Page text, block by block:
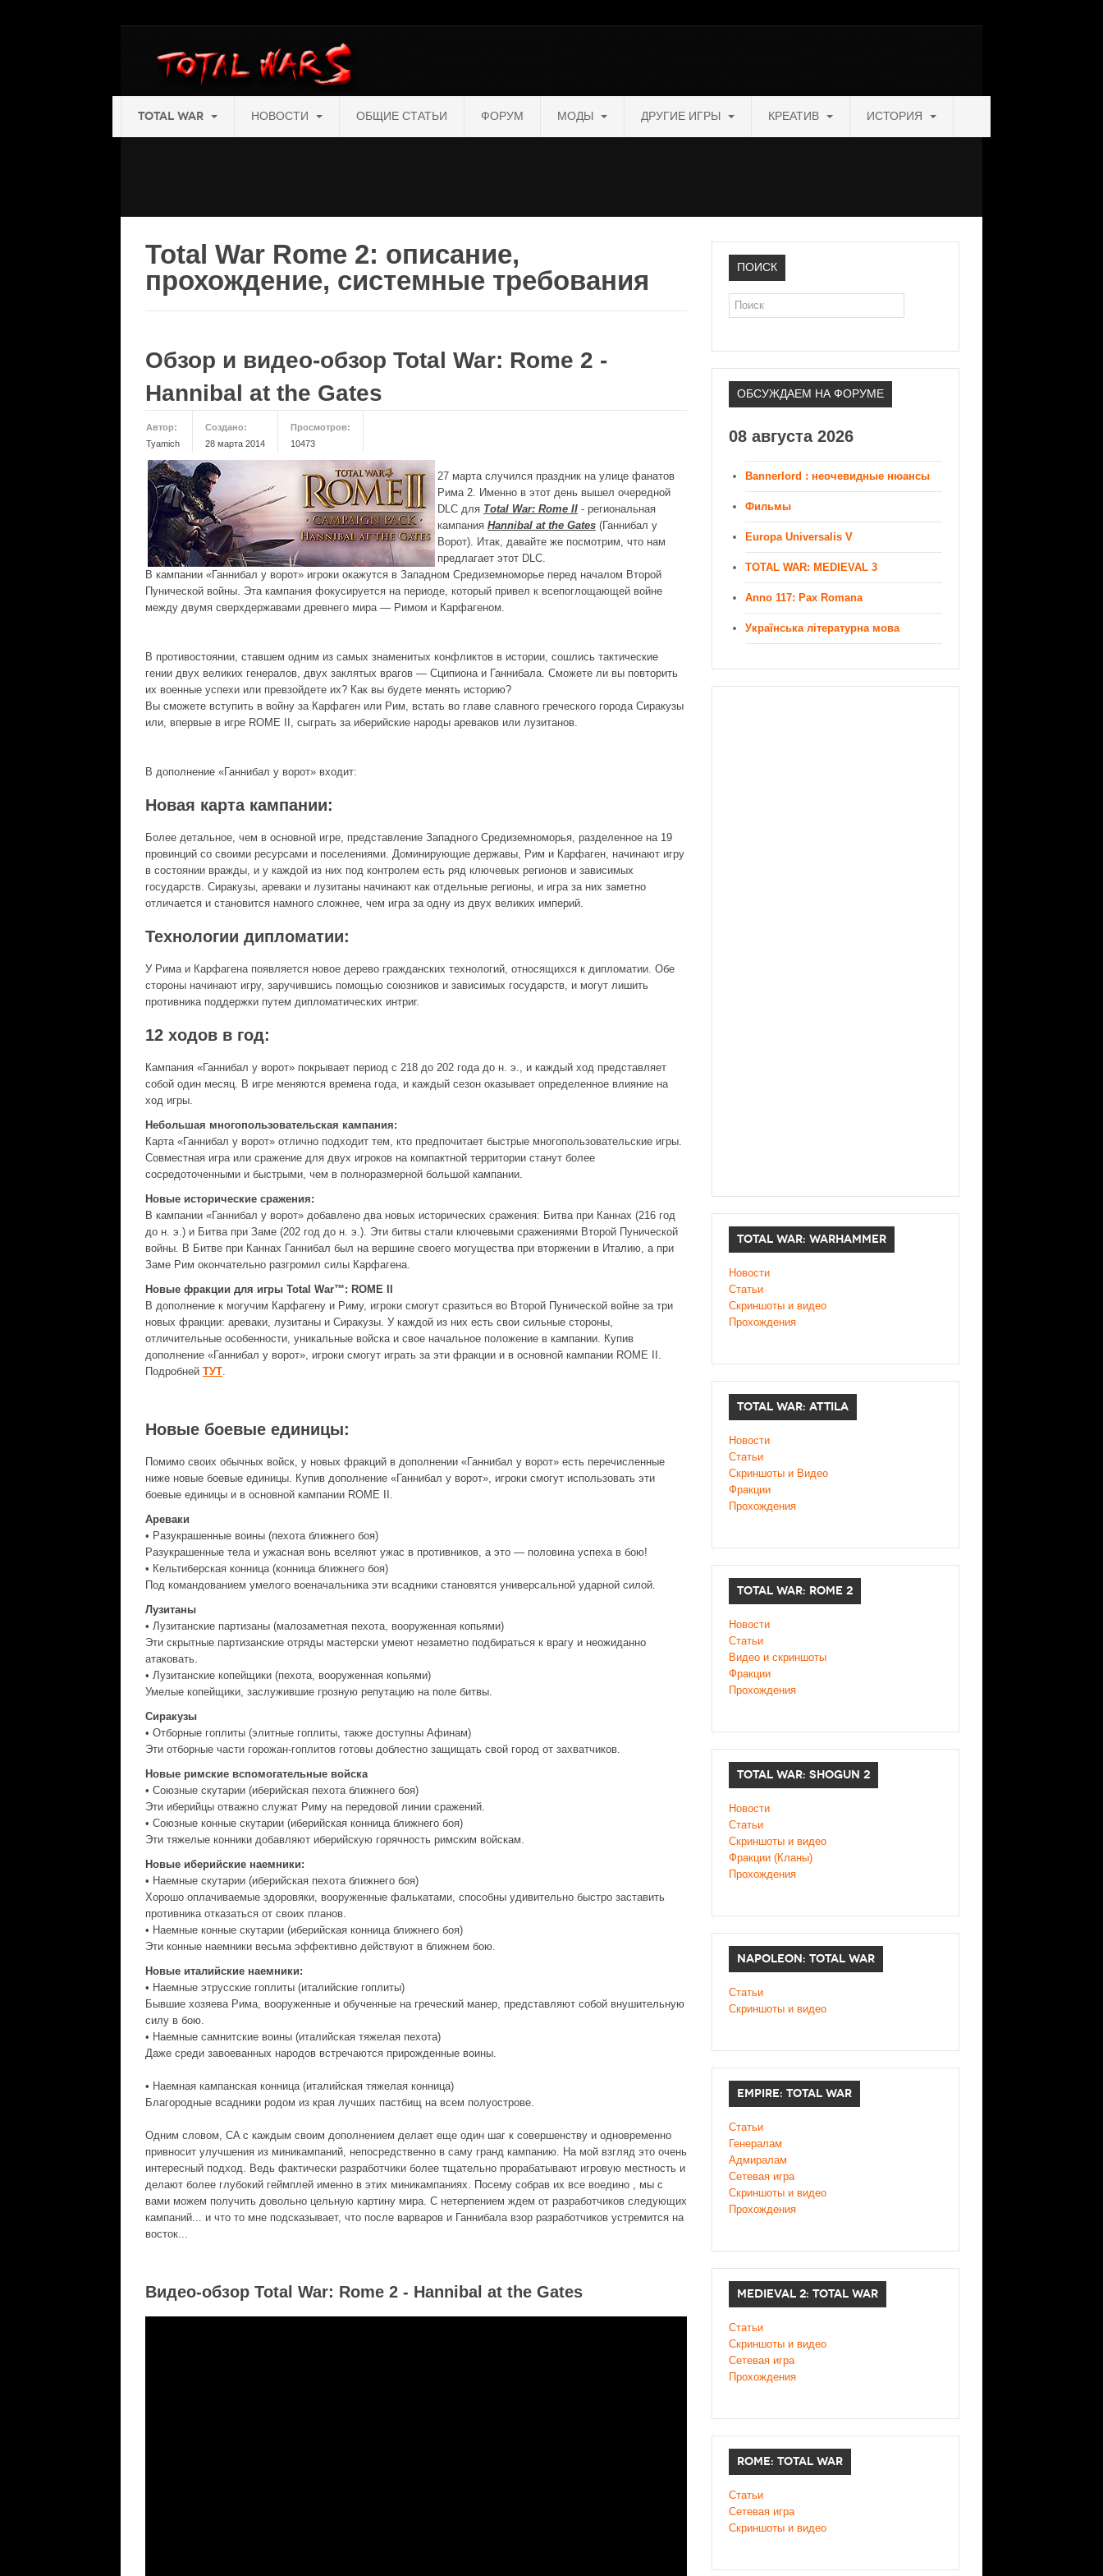
TOTAL WAR НОВОСТИ ОБЩИЕ СТАТЬИ ФОРУМ МОДЫ ДРУГИЕ ИГРЫ КРЕАТИВ ИСТОРИЯ
Total War Rome 2: описание,
прохождение, системные требования
Обзор и видео-обзор Total War: Rome 2 -
Hannibal at the Gates
Автор:
Tyamich
Создано:
28 марта 2014
Просмотров:
10473
27 марта случился праздник на улице фанатов
Рима 2. Именно в этот день вышел очередной
DLC для Total War: Rome II - региональная
кампания Hannibal at the Gates (Ганнибал у
Ворот). Итак, давайте же посмотрим, что нам
предлагает этот DLC.
В кампании «Ганнибал у ворот» игроки окажутся в Западном Средиземноморье перед началом Второй
Пунической войны. Эта кампания фокусируется на периоде, который привел к всепоглощающей войне
между двумя сверхдержавами древнего мира — Римом и Карфагеном.
В противостоянии, ставшем одним из самых знаменитых конфликтов в истории, сошлись тактические
гении двух великих генералов, двух заклятых врагов — Сципиона и Ганнибала. Сможете ли вы повторить
их военные успехи или превзойдете их? Как вы будете менять историю?
Вы сможете вступить в войну за Карфаген или Рим, встать во главе славного греческого города Сиракузы
или, впервые в игре ROME II, сыграть за иберийские народы ареваков или лузитанов.
В дополнение «Ганнибал у ворот» входит:
Новая карта кампании:
Более детальное, чем в основной игре, представление Западного Средиземноморья, разделенное на 19
провинций со своими ресурсами и поселениями. Доминирующие державы, Рим и Карфаген, начинают игру
в состоянии вражды, и у каждой из них под контролем есть ряд ключевых регионов и зависимых
государств. Сиракузы, ареваки и лузитаны начинают как отдельные регионы, и игра за них заметно
отличается и становится намного сложнее, чем игра за одну из двух великих империй.
Технологии дипломатии:
У Рима и Карфагена появляется новое дерево гражданских технологий, относящихся к дипломатии. Обе
стороны начинают игру, заручившись помощью союзников и зависимых государств, и могут лишить
противника поддержки путем дипломатических интриг.
12 ходов в год:
Кампания «Ганнибал у ворот» покрывает период с 218 до 202 года до н. э., и каждый ход представляет
собой один месяц. В игре меняются времена года, и каждый сезон оказывает определенное влияние на
ход игры.
Небольшая многопользовательская кампания:
Карта «Ганнибал у ворот» отлично подходит тем, кто предпочитает быстрые многопользовательские игры.
Совместная игра или сражение для двух игроков на компактной территории станут более
сосредоточенными и быстрыми, чем в полноразмерной большой кампании.
Новые исторические сражения:
В кампании «Ганнибал у ворот» добавлено два новых исторических сражения: Битва при Каннах (216 год
до н. э.) и Битва при Заме (202 год до н. э.). Эти битвы стали ключевыми сражениями Второй Пунической
войны. В Битве при Каннах Ганнибал был на вершине своего могущества при вторжении в Италию, а при
Заме Рим окончательно разгромил силы Карфагена.
Новые фракции для игры Total War™: ROME II
В дополнение к могучим Карфагену и Риму, игроки смогут сразиться во Второй Пунической войне за три
новых фракции: ареваки, лузитаны и Сиракузы. У каждой из них есть свои сильные стороны,
отличительные особенности, уникальные войска и свое начальное положение в кампании. Купив
дополнение «Ганнибал у ворот», игроки смогут играть за эти фракции и в основной кампании ROME II.
Подробней ТУТ.
Новые боевые единицы:
Помимо своих обычных войск, у новых фракций в дополнении «Ганнибал у ворот» есть перечисленные
ниже новые боевые единицы. Купив дополнение «Ганнибал у ворот», игроки смогут использовать эти
боевые единицы и в основной кампании ROME II.
Ареваки
• Разукрашенные воины (пехота ближнего боя)
Разукрашенные тела и ужасная вонь вселяют ужас в противников, а это — половина успеха в бою!
• Кельтиберская конница (конница ближнего боя)
Под командованием умелого военачальника эти всадники становятся универсальной ударной силой.
Лузитаны
• Лузитанские партизаны (малозаметная пехота, вооруженная копьями)
Эти скрытные партизанские отряды мастерски умеют незаметно подбираться к врагу и неожиданно
атаковать.
• Лузитанские копейщики (пехота, вооруженная копьями)
Умелые копейщики, заслужившие грозную репутацию на поле битвы.
Сиракузы
• Отборные гоплиты (элитные гоплиты, также доступны Афинам)
Эти отборные части горожан-гоплитов готовы доблестно защищать свой город от захватчиков.
Новые римские вспомогательные войска
• Союзные скутарии (иберийская пехота ближнего боя)
Эти иберийцы отважно служат Риму на передовой линии сражений.
• Союзные конные скутарии (иберийская конница ближнего боя)
Эти тяжелые конники добавляют иберийскую горячность римским войскам.
Новые иберийские наемники:
• Наемные скутарии (иберийская пехота ближнего боя)
Хорошо оплачиваемые здоровяки, вооруженные фалькатами, способны удивительно быстро заставить
противника отказаться от своих планов.
• Наемные конные скутарии (иберийская конница ближнего боя)
Эти конные наемники весьма эффективно действуют в ближнем бою.
Новые италийские наемники:
• Наемные этрусские гоплиты (италийские гоплиты)
Бывшие хозяева Рима, вооруженные и обученные на греческий манер, представляют собой внушительную
силу в бою.
• Наемные самнитские воины (италийская тяжелая пехота)
Даже среди завоеванных народов встречаются прирожденные воины.
• Наемная кампанская конница (италийская тяжелая конница)
Благородные всадники родом из края лучших пастбищ на всем полуострове.
Одним словом, CA с каждым своим дополнением делает еще один шаг к совершенству и одновременно
привносит улучшения из миникампаний, непосредственно в саму гранд кампанию. На мой взгляд это очень
интересный подход. Ведь фактически разработчики более тщательно прорабатывают игровую местность и
делают более глубокий геймплей именно в этих миникампаниях. Посему собрав их все воедино , мы с
вами можем получить довольно цельную картину мира. С нетерпением ждем от разработчиков следующих
кампаний... и что то мне подсказывает, что после варваров и Ганнибала взор разработчиков устремится на
восток...
Видео-обзор Total War: Rome 2 - Hannibal at the Gates
ПОИСК
Поиск
ОБСУЖДАЕМ НА ФОРУМЕ
08 августа 2026
Bannerlord : неочевидные нюансы
Фильмы
Europa Universalis V
TOTAL WAR: MEDIEVAL 3
Anno 117: Pax Romana
Українська літературна мова
TOTAL WAR: WARHAMMER
Новости
Статьи
Скриншоты и видео
Прохождения
TOTAL WAR: ATTILA
Новости
Статьи
Скриншоты и Видео
Фракции
Прохождения
TOTAL WAR: ROME 2
Новости
Статьи
Видео и скриншоты
Фракции
Прохождения
TOTAL WAR: SHOGUN 2
Новости
Статьи
Cкриншоты и видео
Фракции (Кланы)
Прохождения
NAPOLEON: TOTAL WAR
Статьи
Скриншоты и видео
EMPIRE: TOTAL WAR
Статьи
Генералам
Адмиралам
Сетевая игра
Скриншоты и видео
Прохождения
MEDIEVAL 2: TOTAL WAR
Статьи
Скриншоты и видео
Сетевая игра
Прохождения
ROME: TOTAL WAR
Статьи
Сетевая игра
Скриншоты и видео